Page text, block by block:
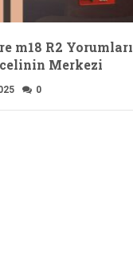
m18 R2 Yorumları
Merkezi
0